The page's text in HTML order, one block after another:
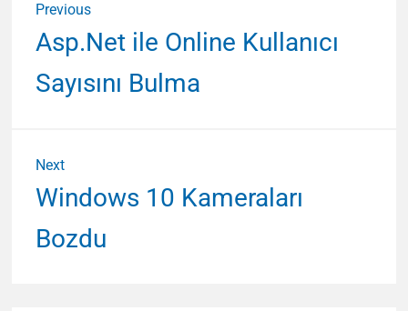
gezinmesi
Previous
Previous
post:
Asp.Net ile Online Kullanıcı
Sayısını Bulma
Next
Next
post:
Windows 10 Kameraları
Bozdu